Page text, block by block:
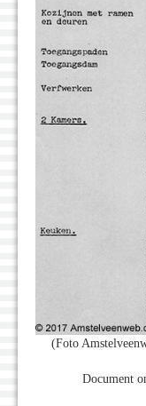
(Foto
Document